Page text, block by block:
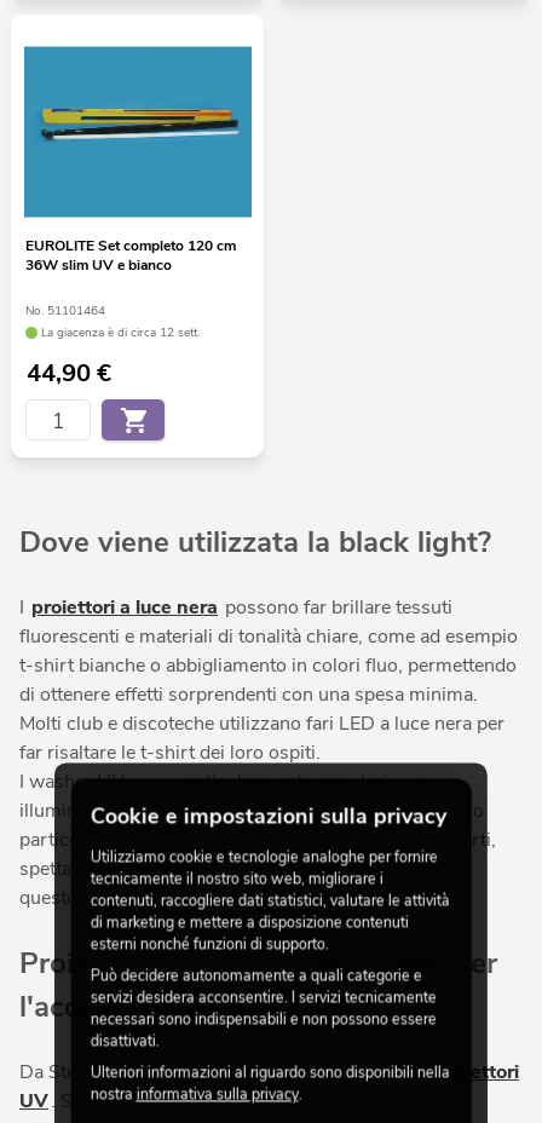
EUROLITE Set completo 120 cm
36W slim UV e bianco
No. 51101464
La giacenza è di circa 12 sett.
44,90€
Dove viene utilizzata la black light?
I proiettori a luce nera possono far brillare tessuti
fluorescenti e materiali di tonalità chiare, come ad esempio
t-shirt bianche o abbigliamento in colori fluo, permettendo
di ottenere effetti sorprendenti con una spesa minima.
Molti club e discoteche utilizzano fari LED a luce nera per
far risaltare le t-shirt dei loro ospiti.
I washer UV sono particolarmente popolari come
illuminazione per feste a tema, in cui invitati indossano
particolari indumenti per l'occasione. Anche in concerti,
spettacoli di magia e eventi simili, gli artisti sfruttano
questo effetto per i loro elaborati show.
Proiettori a luce nera disponibili per
l'acquisto
Da Steinigke è disponibile un'ampia selezione diproiettori
UV. Si tratta per lo più di moderni fari a LED UV, più
Cookie e impostazioni sulla privacy
Utilizziamo cookie e tecnologie analoghe per fornire
tecnicamente il nostro sito web, migliorare i
contenuti, raccogliere dati statistici, valutare le attività
di marketing e mettere a disposizione contenuti
esterni nonché funzioni di supporto.
Può decidere autonomamente a quali categorie e
servizi desidera acconsentire. I servizi tecnicamente
necessari sono indispensabili e non possono essere
disattivati.
Ulteriori informazioni al riguardo sono disponibili nella
nostra informativa sulla privacy.